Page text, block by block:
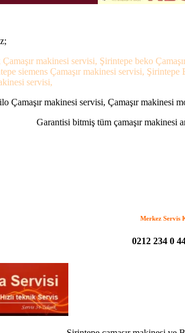
makinesi servisi, Şirintepe beko
siemens Çamaşır makinesi servisi,
servisi,
Çamaşır makinesi servisi, Çamaşır makinesi
Garantisi bitmiş tüm çamaşır makinesi
Merkez Servis
0212 234 0